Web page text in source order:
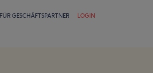
FÜR GESCHÄFTSPARTNER LOGIN